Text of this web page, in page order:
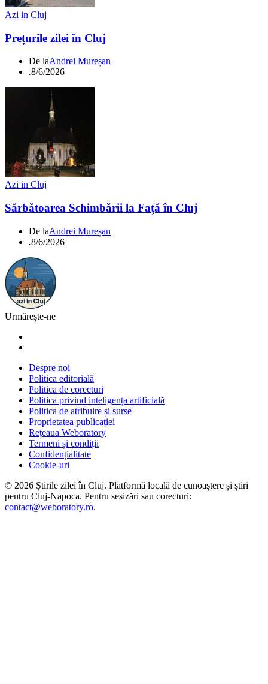
Azi in Cluj
Prețurile zilei în Cluj
De laAndrei Mureșan
.8/6/2026
Azi in Cluj
Sărbătoarea Schimbării la Față în Cluj
De laAndrei Mureșan
.8/6/2026
Urmărește-ne
Despre noi
Politica editorială
Politica de corecturi
Politica privind inteligența artificială
Politica de atribuire și surse
Proprietatea publicației
Rețeaua Weboratory
Termeni și condiții
Confidențialitate
Cookie-uri
© 2026 Știrile zilei în Cluj. Platformă locală de cunoaștere și știri
pentru Cluj-Napoca. Pentru sesizări sau corecturi:
contact@weboratory.ro.